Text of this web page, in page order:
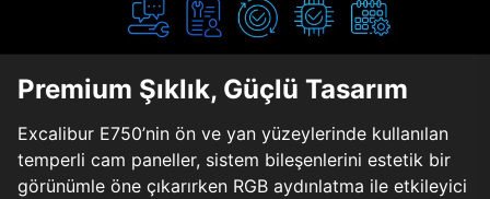
Premium Şıklık, Güçlü Tasarım
Excalibur E750’nin ön ve yan yüzeylerinde kullanılan
temperli cam paneller, sistem bileşenlerini estetik bir
görünümle öne çıkarırken RGB aydınlatma ile etkileyici